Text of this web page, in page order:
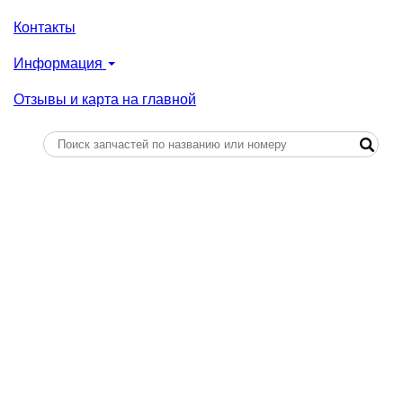
Контакты
Информация
Отзывы и карта на главной